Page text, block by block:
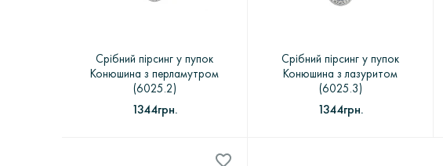
Срібний пірсинг у пупок
Конюшина з перламутром
(6025.2)
1344грн.
Срібний пірсинг у пупок
Конюшина з лазуритом
(6025.3)
1344грн.